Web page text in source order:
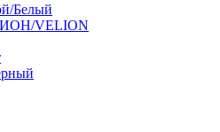
Белый
VELION